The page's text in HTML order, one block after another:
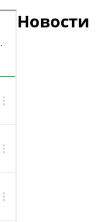
Новости